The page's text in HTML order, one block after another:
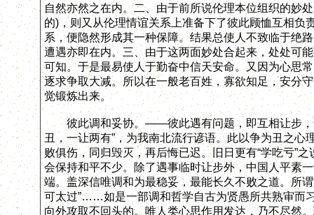
自然亦然之在内。二、由于前所说伦理本位组织的妙
的)，则又从伦理情谊关系上准备下了彼此顾恤互相
系，便隐然形成其一种保障。结果总使人不致临于绝
遭遇亦即在内。三、由于这两面妙处合起来，处处可
可知。于是最易使人于勤奋中信天安命。又因为心思
逐求争取大减。所以在一般老百姓，寡欲知足，安分
觉锻炼出来。
彼此调和妥协。——彼此遇有问题，即互相让步，
丑，一让两有”，为我南北流行谚语。此以争为丑之
败俱伤，同归毁灭，再后悔已迟。旧日更有“学吃亏”
会保持和平不少。除了遇事临时让步外，中国人平素
端。盖深信唯调和为最稳妥，最能长久不败之道。所谓
可太过”……如是一部调和哲学自古为贤愚所共熟审而
向外攻取不回头的。唯人类心思作用发达，乃不尽然